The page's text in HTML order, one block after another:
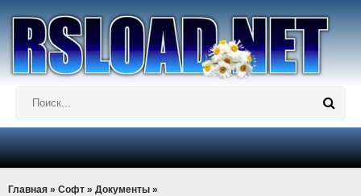
Главная » Софт » Документы »